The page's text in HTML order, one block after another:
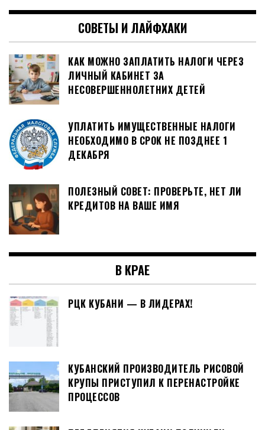
СОВЕТЫ И ЛАЙФХАКИ
КАК МОЖНО ЗАПЛАТИТЬ НАЛОГИ ЧЕРЕЗ
ЛИЧНЫЙ КАБИНЕТ ЗА
НЕСОВЕРШЕННОЛЕТНИХ ДЕТЕЙ
УПЛАТИТЬ ИМУЩЕСТВЕННЫЕ НАЛОГИ
НЕОБХОДИМО В СРОК НЕ ПОЗДНЕЕ 1
ДЕКАБРЯ
ПОЛЕЗНЫЙ СОВЕТ: ПРОВЕРЬТЕ, НЕТ ЛИ
КРЕДИТОВ НА ВАШЕ ИМЯ
В КРАЕ
РЦК КУБАНИ — В ЛИДЕРАХ!
КУБАНСКИЙ ПРОИЗВОДИТЕЛЬ РИСОВОЙ
КРУПЫ ПРИСТУПИЛ К ПЕРЕНАСТРОЙКЕ
ПРОЦЕССОВ